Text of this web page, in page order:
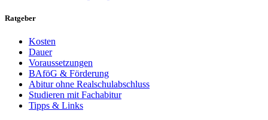
Ratgeber
Kosten
Dauer
Voraussetzungen
BAföG & Förderung
Abitur ohne Realschulabschluss
Studieren mit Fachabitur
Tipps & Links